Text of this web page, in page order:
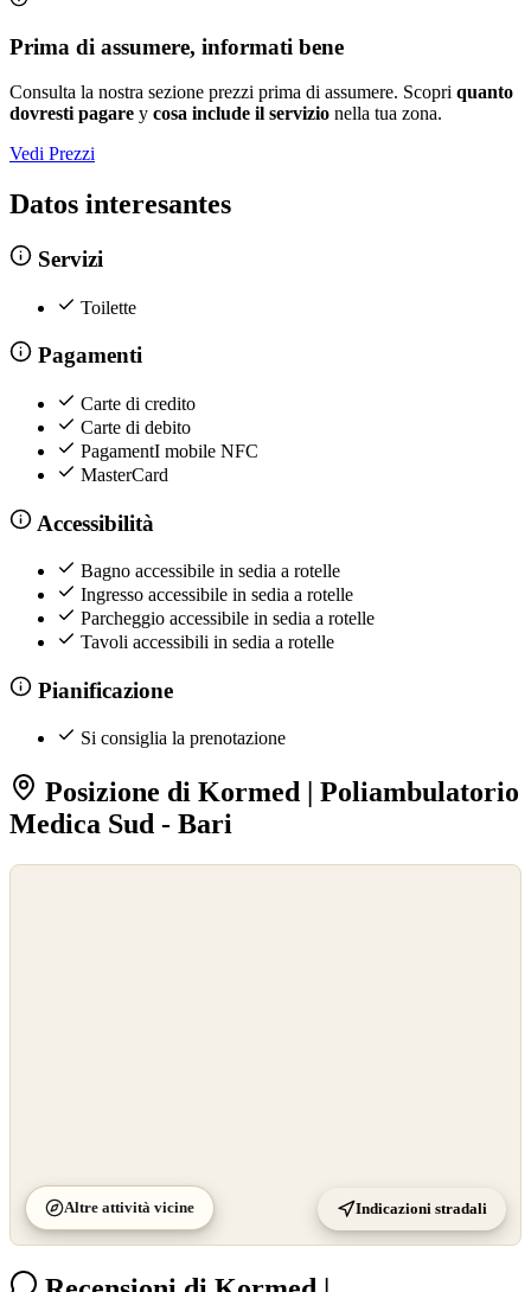
Prima di assumere, informati bene
Consulta la nostra sezione prezzi prima di assumere. Scopri quanto
dovresti pagare y cosa include il servizio nella tua zona.
Vedi Prezzi
Datos interesantes
Servizi
Toilette
Pagamenti
Carte di credito
Carte di debito
PagamentI mobile NFC
MasterCard
Accessibilità
Bagno accessibile in sedia a rotelle
Ingresso accessibile in sedia a rotelle
Parcheggio accessibile in sedia a rotelle
Tavoli accessibili in sedia a rotelle
Pianificazione
Si consiglia la prenotazione
Posizione di Kormed | Poliambulatorio
Medica Sud - Bari
Altre attività vicine Indicazioni stradali